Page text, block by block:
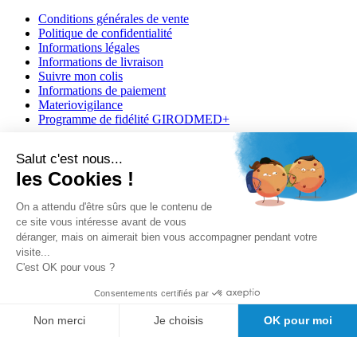
Conditions générales de vente
Politique de confidentialité
Informations légales
Informations de livraison
Suivre mon colis
Informations de paiement
Materiovigilance
Programme de fidélité GIRODMED+
Girodmedical est également présent dans 23 pays
Tous les dispositifs médicaux présentés sur ce site sont conformes
aux articlesL 5213-3
21 décembre 2012 fixant la liste des dispositifs médicaux autorisés à
faire l'objet d'une publicité auprès du public, ainsi qu'à l'articleR
5213-1du code de la santé publique. Par conséquent, ils peuvent
Salut c'est nous...
les Cookies !
On a attendu d'être sûrs que le contenu de
ce site vous intéresse avant de vous
déranger, mais on aimerait bien vous accompagner pendant votre
visite...
C'est OK pour vous ?
Consentements certifiés par
Non merci Je choisis OK pour moi